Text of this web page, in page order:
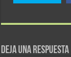
Deja una respuesta